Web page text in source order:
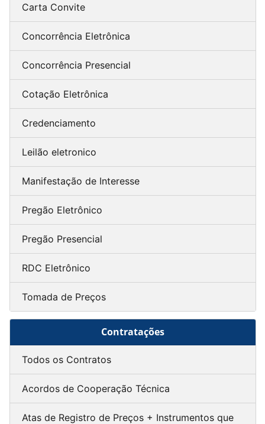
Carta Convite
Concorrência Eletrônica
Concorrência Presencial
Cotação Eletrônica
Credenciamento
Leilão eletronico
Manifestação de Interesse
Pregão Eletrônico
Pregão Presencial
RDC Eletrônico
Tomada de Preços
Contratações
Todos os Contratos
Acordos de Cooperação Técnica
Atas de Registro de Preços + Instrumentos que